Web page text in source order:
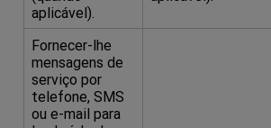
aplicável).
Fornecer-lhe
mensagens de
serviço por
telefone, SMS
ou e-mail para